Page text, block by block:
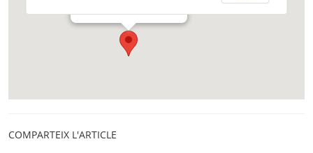
COMPARTEIX L'ARTICLE